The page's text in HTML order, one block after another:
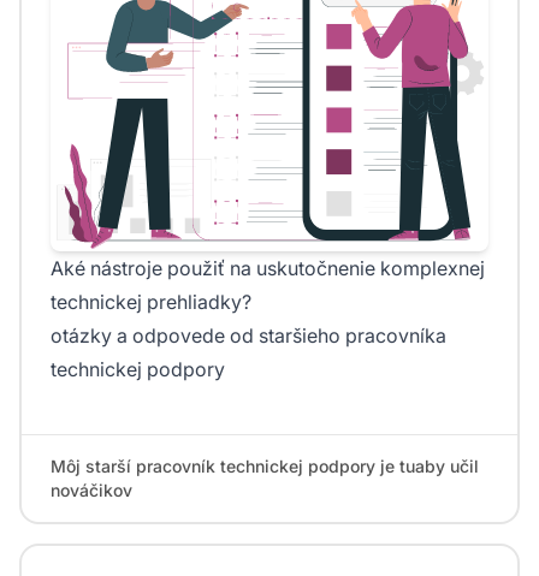
Aké nástroje použiť na uskutočnenie komplexnej
technickej prehliadky?
otázky a odpovede od staršieho pracovníka
technickej podpory
Môj starší pracovník technickej podpory je tuaby učil
nováčikov